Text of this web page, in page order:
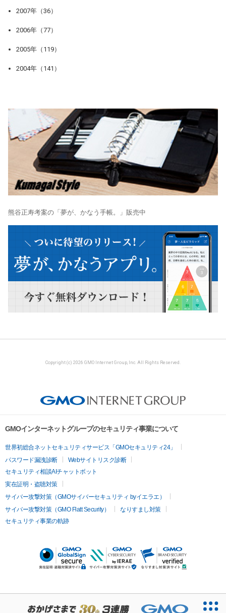
2007年（36）
2006年（77）
2005年（119）
2004年（141）
熊谷正寿考案の「夢が、かなう手帳。」販売中
Copyright (c) 2026 GMO Internet Group, Inc. All Rights Reserved.
GMOインターネットグループのセキュリティ事業について
世界初総合ネットセキュリティサービス「GMOセキュリティ24」
パスワード漏洩診断
Webサイトリスク診断
セキュリティ相談AIチャットボット
実在証明・盗聴対策
サイバー攻撃対策（GMOサイバーセキュリティ byイエラエ）
サイバー攻撃対策（GMO Flatt Security）
なりすまし対策
セキュリティ事業の軌跡